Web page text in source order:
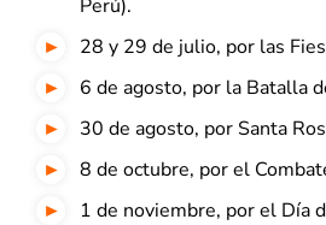
Perú).
28 y 29 de julio, por las
6 de agosto, por la Batalla
30 de agosto, por Santa
8 de octubre, por el
1 de noviembre, por el Día